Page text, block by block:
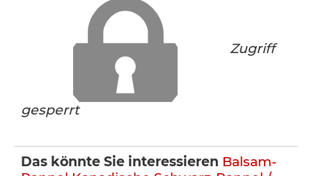
Zugriff
gesperrt
Das könnte Sie interessieren Balsam-